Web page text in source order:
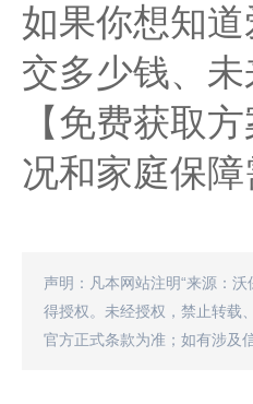
如果你想知
交多少钱、
【免费获取
况和家庭保
声明：凡本网站注明“来源：
得授权。未经授权，禁止转载
官方正式条款为准；如有涉及